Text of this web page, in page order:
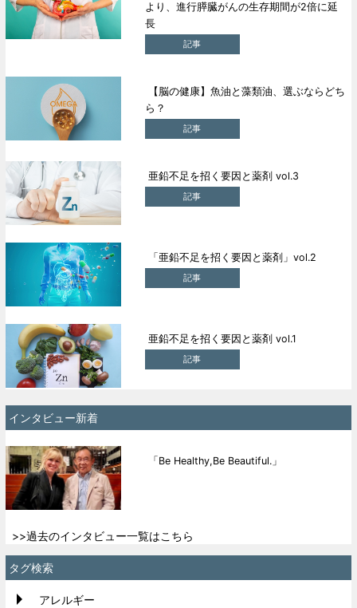
より、進行膵臓がんの生存期間が2倍に延
長
記事
【脳の健康】魚油と藻類油、選ぶならどち
ら？
記事
亜鉛不足を招く要因と薬剤 vol.3
記事
「亜鉛不足を招く要因と薬剤」vol.2
記事
亜鉛不足を招く要因と薬剤 vol.1
記事
インタビュー新着
「Be Healthy,Be Beautiful.」
>>過去のインタビュー一覧はこちら
タグ検索
アレルギー